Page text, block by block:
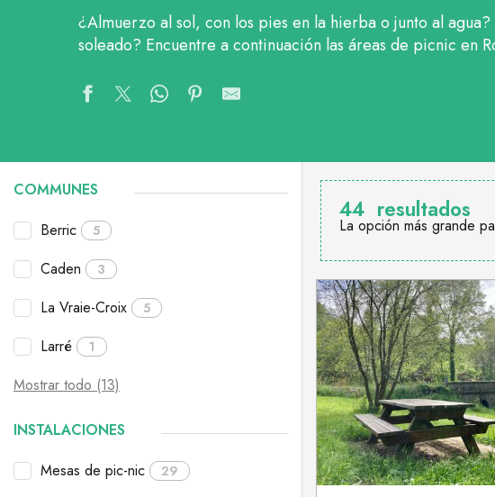
¿Almuerzo al sol, con los pies en la hierba o junto al
soleado? Encuentre a continuación las áreas de picnic en
COMMUNES
Berric
5
Caden 3
La Vraie-Croix 5
Larré 1
Mostrar todo (13)
INSTALACIONES
Mesas de pic-nic
29
44 resultados
La opción más grande